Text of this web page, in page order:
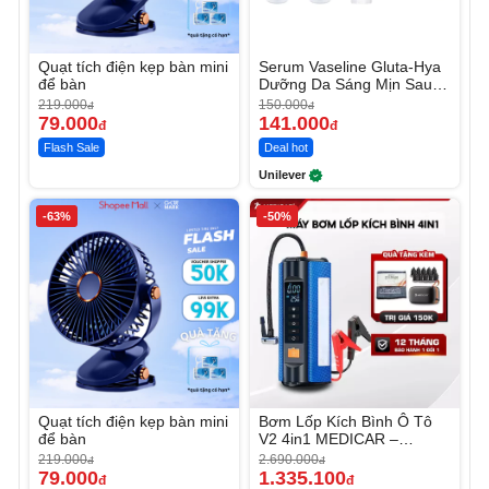
Quạt tích điện kẹp bàn mini
để bàn
219.000đ
79.000đ
Flash Sale
Serum Vaseline Gluta-Hya
Dưỡng Da Sáng Mịn Sau 7
Ngày
150.000đ
141.000đ
Deal hot
Unilever
-63%
Quạt tích điện kẹp bàn mini
để bàn
219.000đ
79.000đ
-50%
Bơm Lốp Kích Bình Ô Tô
V2 4in1 MEDICAR –
12.000mAh
2.690.000đ
1.335.100đ